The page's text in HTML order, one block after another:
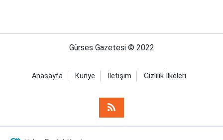
Gürses Gazetesi © 2022
Anasayfa Künye İletişim Gizlilik İlkeleri